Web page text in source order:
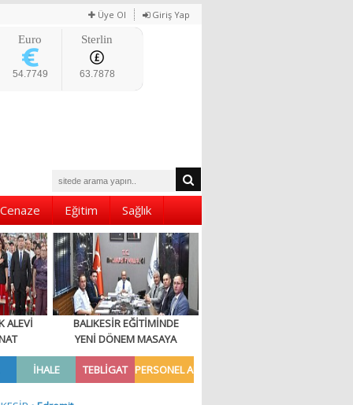
Üye Ol Giriş Yap
Euro
54.7749
Sterlin
63.7878
Cenaze Eğitim Sağlık
ALEVİ
BALIKESİR EĞİTİMİNDE
YENİ DÖNEM MASAYA
YATIRILDI